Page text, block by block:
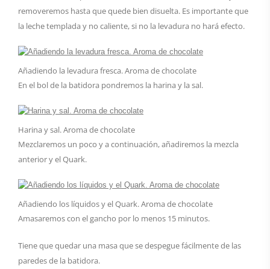
removeremos hasta que quede bien disuelta. Es importante que
la leche templada y no caliente, si no la levadura no hará efecto.
Añadiendo la levadura fresca. Aroma de chocolate
En el bol de la batidora pondremos la harina y la sal.
Harina y sal. Aroma de chocolate
Mezclaremos un poco y a continuación, añadiremos la mezcla
anterior y el Quark.
Añadiendo los líquidos y el Quark. Aroma de chocolate
Amasaremos con el gancho por lo menos 15 minutos.
Tiene que quedar una masa que se despegue fácilmente de las
paredes de la batidora.